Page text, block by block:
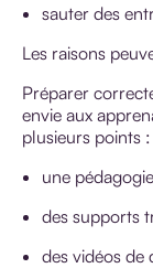
sauter des
Les raisons
Préparer
envie aux
plusieurs points :
une
des supports
des vidéos de